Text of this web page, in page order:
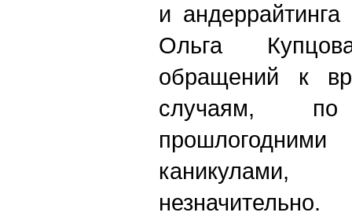
и
Ольга
обращений к
случаям,
незначительно.